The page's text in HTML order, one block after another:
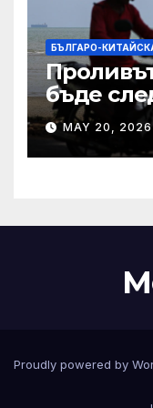
БЪЛГАРО-
бъде
Азия не
MAY 20, 2026
Proudly powered by